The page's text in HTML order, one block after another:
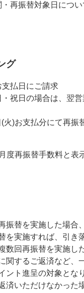
再振替対象日につ
グ
払日にご請求
・祝日の場合は、翌
火)お支払分にて再振
度再振替手数料と表
振替を実施した場合
を実施すれば、引き
数回再振替を実施し
関するご返済など、
ント進呈の対象とな
済いただけなかった